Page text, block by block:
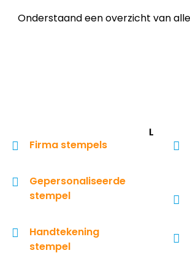
Onderstaand een overzicht van
Firma stempels
Gepersonaliseerde
stempel
Handtekening
stempel
L